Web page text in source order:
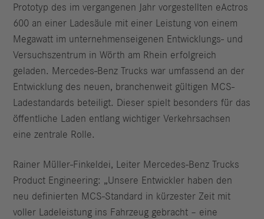
Prototyp des im vergangenen Jahr vorgestellten eActros
600 an einer Ladesäule mit einer Leistung von einem
Megawatt im unternehmenseigenen Entwicklungs- und
Versuchszentrum in Wörth am Rhein erfolgreich
geladen. Mercedes-Benz Trucks war umfassend an der
Entwicklung des neuen, branchenweit gültigen MCS-
Ladestandards beteiligt. Dieser spielt besonders für das
öffentliche Laden entlang wichtiger Verkehrsachsen
eine zentrale Rolle.
Rainer Müller-Finkeldei, Leiter Mercedes-Benz Trucks
Product Engineering: „Unsere Entwickler haben den
neu definierten MCS-Standard in kürzester Zeit mit
voller Ladeleistung ins Fahrzeug gebracht – eine